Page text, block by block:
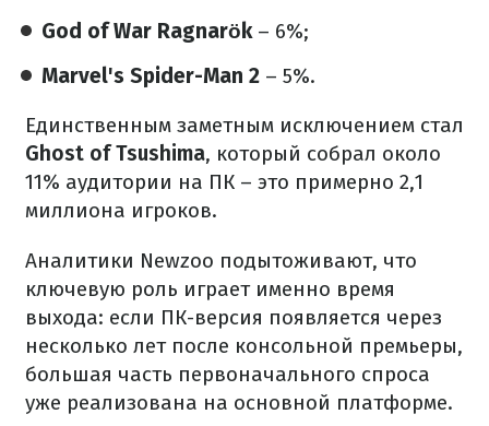
God of War Ragnarök– 6%;
Marvel's Spider-Man 2 – 5%.
Единственным заметным исключением стал
Ghost of Tsushima, который собрал около
11% аудитории на ПК – это примерно 2,1
миллиона игроков.
Аналитики Newzoo подытоживают, что
ключевую роль играет именно время
выхода: если ПК-версия появляется через
несколько лет после консольной премьеры,
большая часть первоначального спроса
уже реализована на основной платформе.